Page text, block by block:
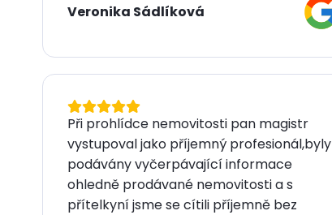
Veronika Sádlíková
Při prohlídce nemovitosti pan magistr
vystupoval jako příjemný profesionál,byly
podávány vyčerpávající informace
ohledně prodávané nemovitosti a s
přítelkyní jsme se cítili příjemně bez